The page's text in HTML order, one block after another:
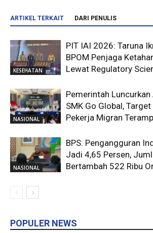
ARTIKEL TERKAIT DARI PENULIS
KESEHATAN
PIT IAI 2026: Taruna
BPOM Penjaga
Lewat Regulatory
NASIONAL
Pemerintah
SMK Go Global,
Pekerja Migran
NASIONAL
BPS: Pengangguran
Jadi 4,65 Persen,
Bertambah 522 Ribu
POPULER NEWS